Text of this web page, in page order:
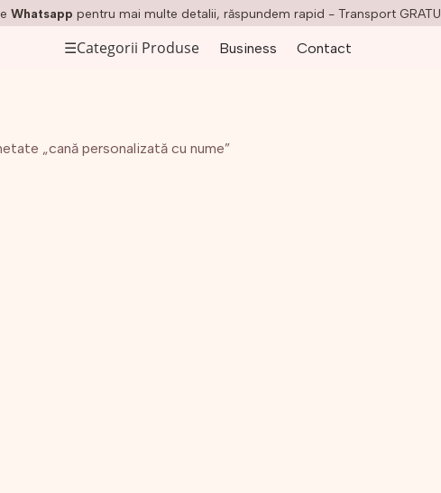
Whatsapp pentru mai multe detalii, răspundem rapid - Transport
☰Categorii Produse Business Contact
„cană personalizată cu nume”